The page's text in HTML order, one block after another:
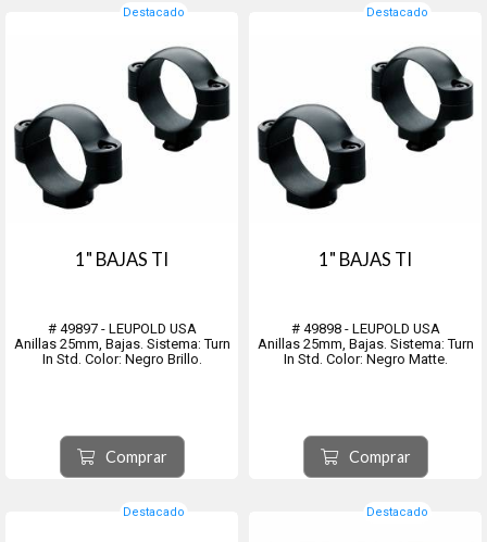
Destacado
1" BAJAS TI
# 49897 - LEUPOLD USA
Anillas 25mm, Bajas. Sistema: Turn
In Std. Color: Negro Brillo.
Comprar
Destacado
1" BAJAS TI
# 49898 - LEUPOLD USA
Anillas 25mm, Bajas. Sistema: Turn
In Std. Color: Negro Matte.
Comprar
Destacado Destacado